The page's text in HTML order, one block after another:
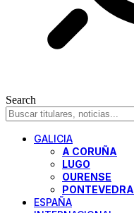
Search
GALICIA
A CORUÑA
LUGO
OURENSE
PONTEVEDRA
ESPAÑA